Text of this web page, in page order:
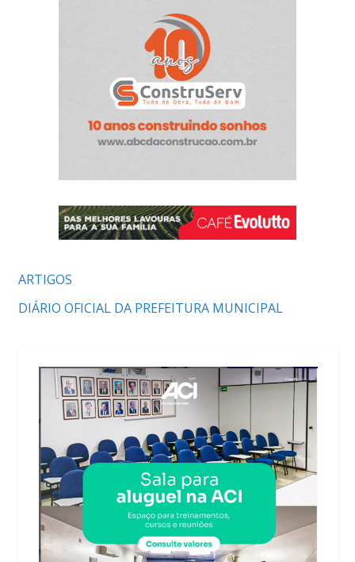
ARTIGOS
DIÁRIO OFICIAL DA PREFEITURA MUNICIPAL